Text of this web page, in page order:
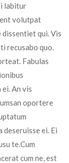
labitur
volutpat
qui. Vis
recusabo quo.
Fabulas
An vis
oportere
ei. Ei
te.Cum
cum ne, est